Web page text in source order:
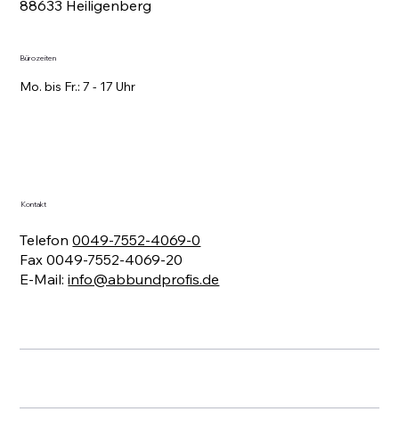
88633 Heiligenberg
Bürozeiten
Mo. bis Fr.: 7 - 17 Uhr
Kontakt
Telefon0049-7552-4069-0
Fax 0049-7552-4069-20
E-Mail:info@abbundprofis.de